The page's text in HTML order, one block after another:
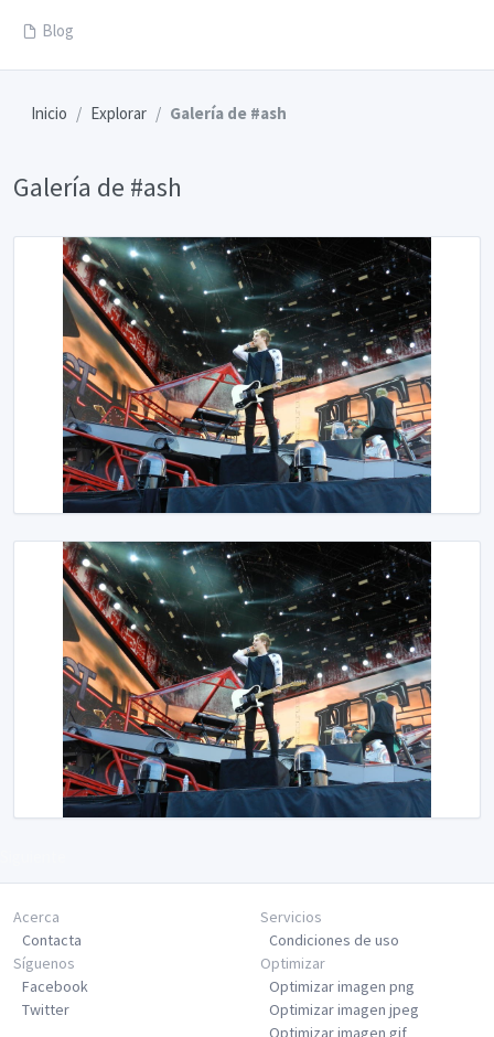
Blog
Inicio Explorar Galería de #ash
Galería de #ash
Acerca
Contacta
Servicios
Condiciones de uso
Síguenos
Facebook
Twitter
Optimizar
Optimizar imagen png
Optimizar imagen jpeg
Optimizar imagen gif